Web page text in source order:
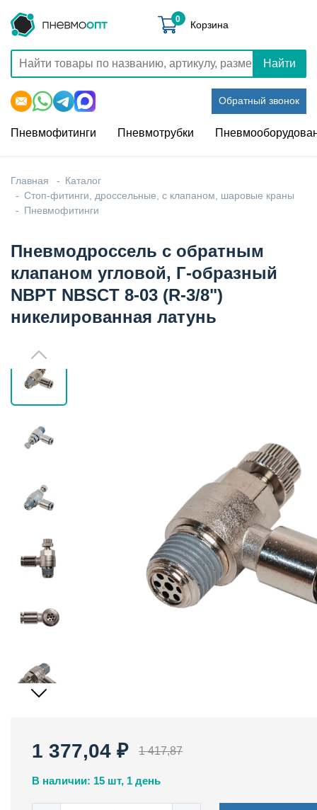
Найти
Обратный звонок
0 Корзина
Пневмофитинги Пневмотрубки
Главная
Каталог
Стоп-фитинги, дроссельные, с клапаном, шаровые краны
Пневмофитинги
Пневмодроссель с обратным
клапаном угловой, Г-образный
NBPT NBSCT 8-03 (R-3/8")
никелированная латунь
1 377,04 ₽ 1 417,87
В наличии: 15 шт, 1 день